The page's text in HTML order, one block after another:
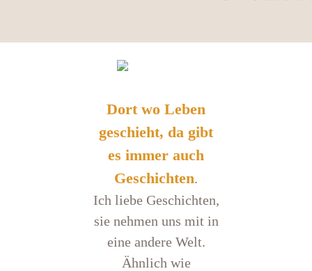
Dort wo Leben
geschieht, da gibt
es immer auch
Geschichten.
Ich liebe Geschichten,
sie nehmen uns mit in
eine andere Welt.
Ähnlich wie